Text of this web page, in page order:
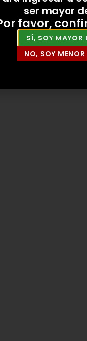
de Economía y
ser mayor
favor,
SÍ, SOY MAYOR
NO, SOY